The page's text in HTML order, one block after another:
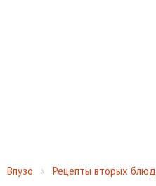
Впузо Рецепты вторых блюд